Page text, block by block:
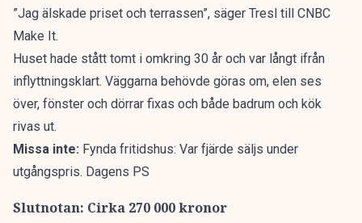
”Jag älskade priset och terrassen”, säger Tresl till CNBC
Make It.
Huset hade stått tomt i omkring 30 år och var långt ifrån
inflyttningsklart. Väggarna behövde göras om, elen ses
över, fönster och dörrar fixas och både badrum och kök
rivas ut.
Missa inte: Fynda fritidshus: Var fjärde säljs under
utgångspris. Dagens PS
Slutnotan: Cirka 270 000 kronor